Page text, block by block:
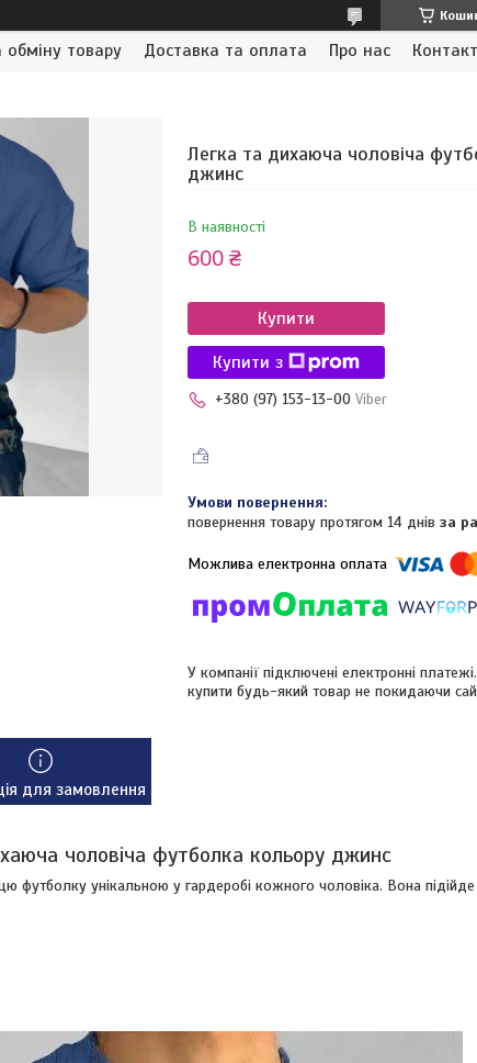
товару Доставка та оплата Про нас
Легка та дихаюча чоловіча
джинс
В наявності
600 ₴
Купити
Купити з
+380 (97) 153-13-00 Viber
повернення товару протягом 14 днів за
У компанії підключені електронні
купити будь-який товар не покидаючи
для замовлення
чоловіча футболка кольору джинс
футболку унікальною у гардеробі кожного чоловіка. Вона